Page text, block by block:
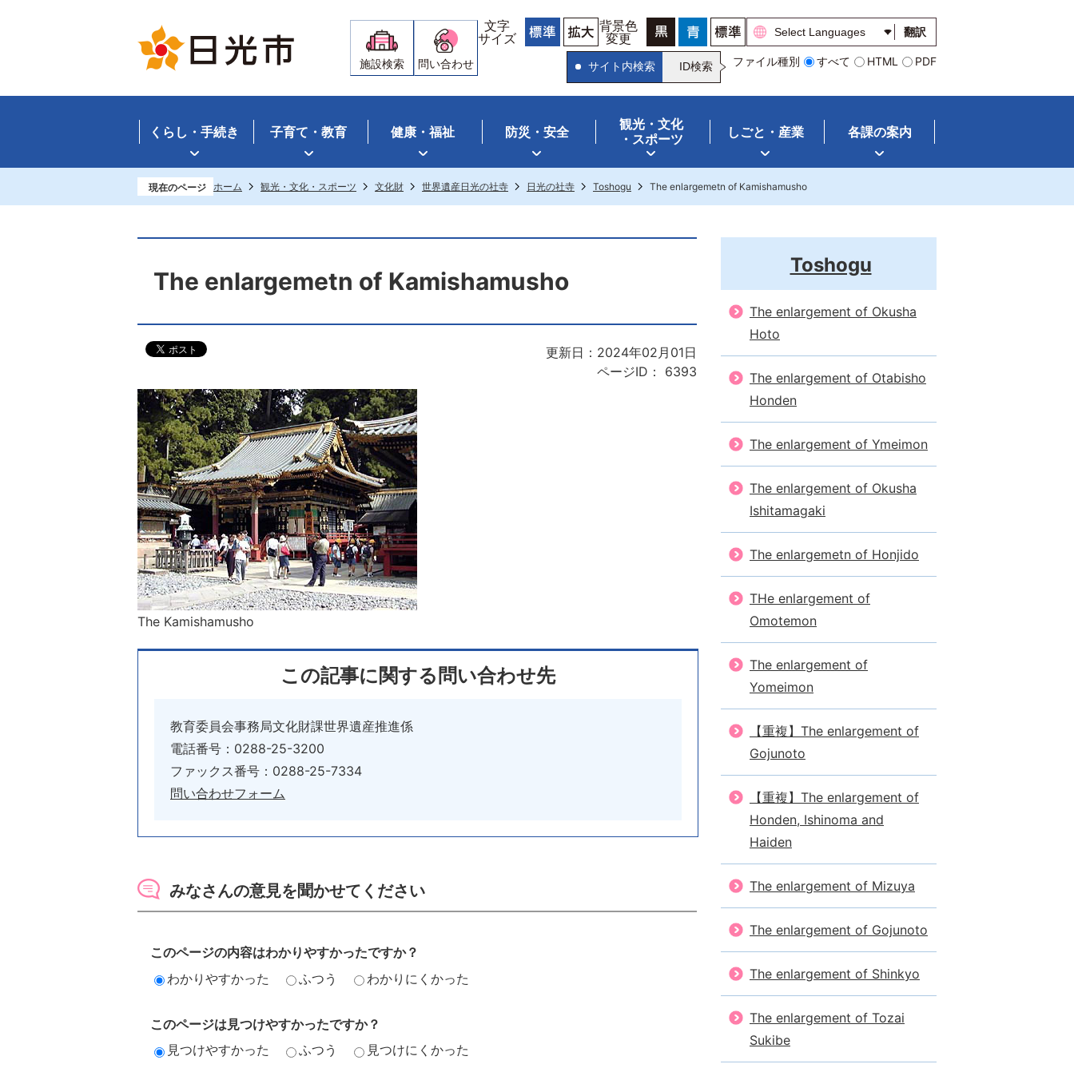
施設検索 問い合わせ
文字
サイズ
背景色
変更
翻訳
サイト内検索 ID検索 ファイル種別 すべて HTML PDF
くらし・手続き 子育て・教育 健康・福祉 防災・安全
観光・文化
・スポーツ
しごと・産業 各課の案内
現在のページ ホーム 観光・文化・スポーツ 文化財 世界遺産日光の社寺 日光の社寺 Toshogu The enlargemetn of Kamishamusho
The enlargemetn of Kamishamusho
更新日：2024年02月01日
ページID：
6393
The Kamishamusho
この記事に関する問い合わせ先
教育委員会事務局文化財課世界遺産推進係
電話番号：0288-25-3200
ファックス番号：0288-25-7334
問い合わせフォーム
みなさんの意見を聞かせてください
このページの内容はわかりやすかったですか？
わかりやすかった
ふつう わかりにくかった
このページは見つけやすかったですか？
見つけやすかった
ふつう 見つけにくかった
Toshogu
The enlargement of Okusha
Hoto
The enlargement of Otabisho
Honden
The enlargement of Ymeimon
The enlargement of Okusha
Ishitamagaki
The enlargemetn of Honjido
THe enlargement of
Omotemon
The enlargement of
Yomeimon
【重複】The enlargement of
Gojunoto
【重複】The enlargement of
Honden, Ishinoma and
Haiden
The enlargement of Mizuya
The enlargement of Gojunoto
The enlargement of Shinkyo
The enlargement of Tozai
Sukibe